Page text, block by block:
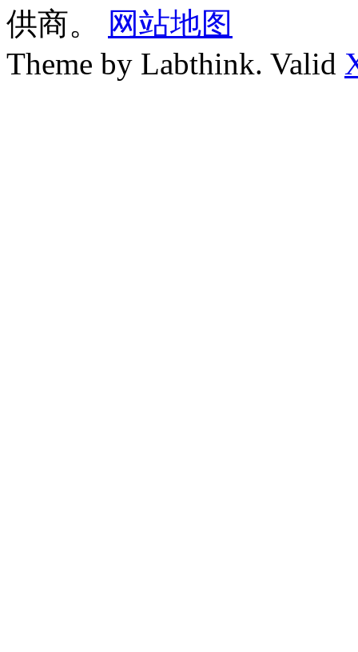
供商。
网站地图
Theme by Labthink. Valid